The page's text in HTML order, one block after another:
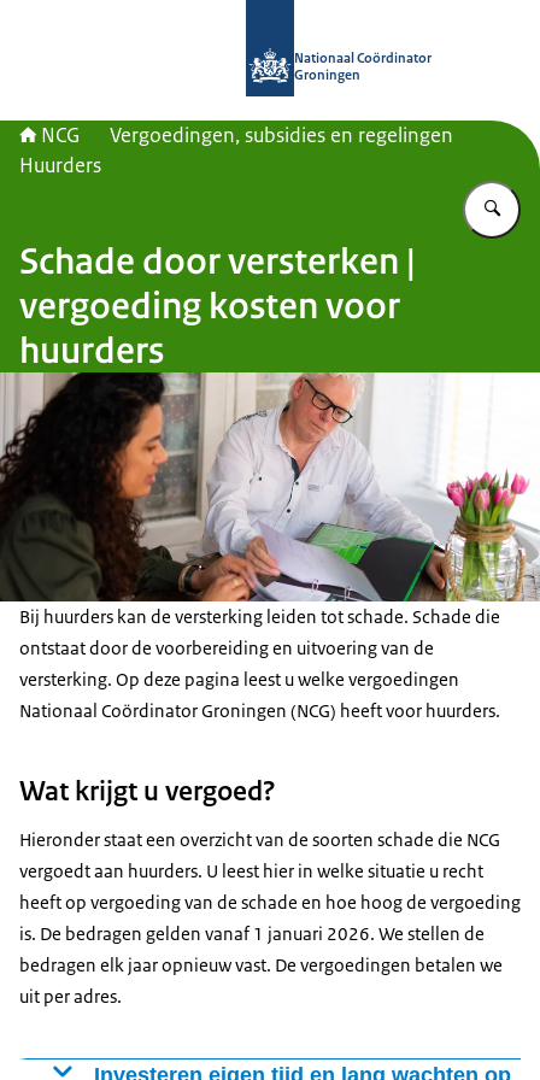
Nationaal Coördinator
Groningen
NCG
Vergoedingen, subsidies en regelingen
Huurders
Schade door versterken |
vergoeding kosten voor
huurders
Bij huurders kan de versterking leiden tot schade. Schade die
ontstaat door de voorbereiding en uitvoering van de
versterking. Op deze pagina leest u welke vergoedingen
Nationaal Coördinator Groningen (NCG) heeft voor huurders.
Wat krijgt u vergoed?
Hieronder staat een overzicht van de soorten schade die NCG
vergoedt aan huurders. U leest hier in welke situatie u recht
heeft op vergoeding van de schade en hoe hoog de vergoeding
is. De bedragen gelden vanaf 1 januari 2026. We stellen de
bedragen elk jaar opnieuw vast. De vergoedingen betalen we
uit per adres.